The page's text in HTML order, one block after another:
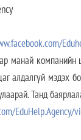
манай компанийн
алдалгүй мэдэх
Танд